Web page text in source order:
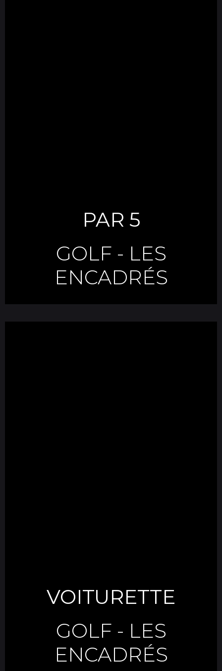
PAR 5
GOLF - LES
ENCADRÉS
VOITURETTE
GOLF - LES
ENCADRÉS